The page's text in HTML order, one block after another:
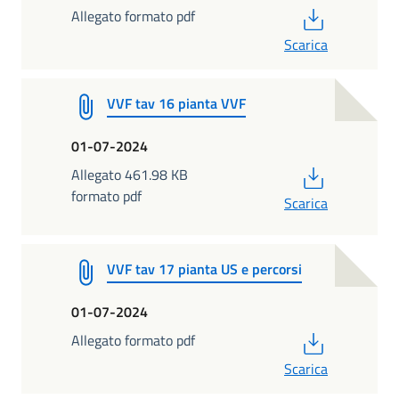
Allegato formato pdf
Scarica
VVF tav 16 pianta VVF
01-07-2024
Allegato 461.98 KB
formato pdf
Scarica
VVF tav 17 pianta US e percorsi
01-07-2024
Allegato formato pdf
Scarica